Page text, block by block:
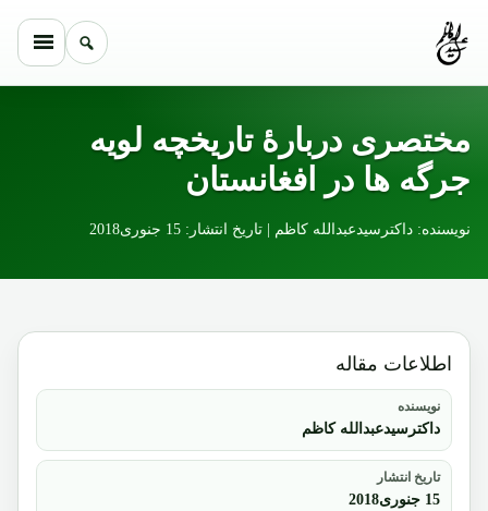
مختصری دربارۀ تاریخچه لویه
جرگه ها در افغانستان
نویسنده: داکترسیدعبدالله کاظم | تاریخ انتشار: 15 جنوری2018
اطلاعات مقاله
نویسنده
داکترسیدعبدالله کاظم
تاریخ انتشار
15 جنوری2018